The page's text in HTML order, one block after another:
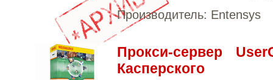
Производитель: Entensys
Прокси-сервер
Касперского